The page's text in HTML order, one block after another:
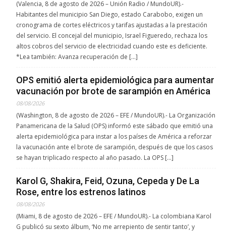
(Valencia, 8 de agosto de 2026 – Unión Radio / MundoUR).-
Habitantes del municipio San Diego, estado Carabobo, exigen un
cronograma de cortes eléctricos y tarifas ajustadas a la prestación
del servicio. El concejal del municipio, Israel Figueredo, rechaza los
altos cobros del servicio de electricidad cuando este es deficiente.
*Lea también: Avanza recuperación de […]
OPS emitió alerta epidemiológica para aumentar
vacunación por brote de sarampión en América
08/08/2026
(Washington, 8 de agosto de 2026 – EFE / MundoUR).- La Organización
Panamericana de la Salud (OPS) informó este sábado que emitió una
alerta epidemiológica para instar a los países de América a reforzar
la vacunación ante el brote de sarampión, después de que los casos
se hayan triplicado respecto al año pasado. La OPS […]
Karol G, Shakira, Feid, Ozuna, Cepeda y De La
Rose, entre los estrenos latinos
08/08/2026
(Miami, 8 de agosto de 2026 – EFE / MundoUR).- La colombiana Karol
G publicó su sexto álbum, ‘No me arrepiento de sentir tanto’, y